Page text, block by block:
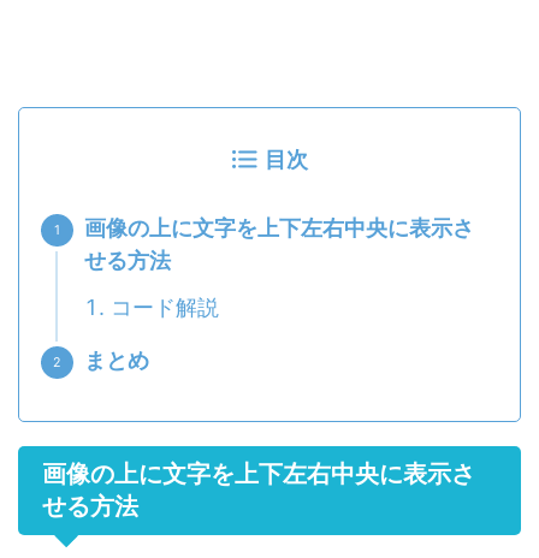
目次
画像の上に文字を上下左右中央に表示さ
せる方法
コード解説
まとめ
画像の上に文字を上下左右中央に表示さ
せる方法